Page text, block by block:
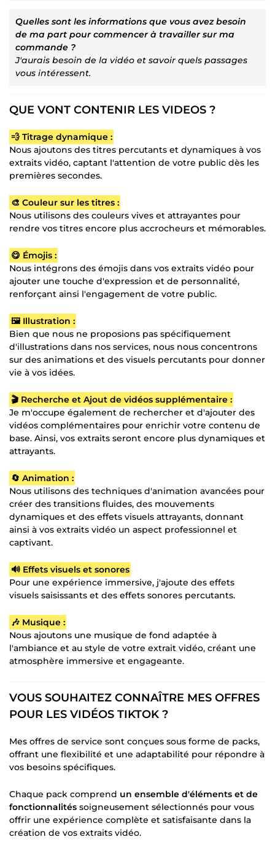
Quelles sont les informations que vous avez besoin
de ma part pour commencer à travailler sur ma
commande ?
J'aurais besoin de la vidéo et savoir quels passages
vous intéressent.
QUE VONT CONTENIR LES VIDEOS ?
💨 Titrage dynamique :
Nous ajoutons des titres percutants et dynamiques à vos
extraits vidéo, captant l'attention de votre public dès les
premières secondes.
🎨 Couleur sur les titres :
Nous utilisons des couleurs vives et attrayantes pour
rendre vos titres encore plus accrocheurs et mémorables.
😋 Émojis :
Nous intégrons des émojis dans vos extraits vidéo pour
ajouter une touche d'expression et de personnalité,
renforçant ainsi l'engagement de votre public.
🖼️ Illustration :
Bien que nous ne proposions pas spécifiquement
d'illustrations dans nos services, nous nous concentrons
sur des animations et des visuels percutants pour donner
vie à vos idées.
🎬 Recherche et Ajout de vidéos supplémentaire :
Je m'occupe également de rechercher et d'ajouter des
vidéos complémentaires pour enrichir votre contenu de
base. Ainsi, vos extraits seront encore plus dynamiques et
attrayants.
🔄 Animation :
Nous utilisons des techniques d'animation avancées pour
créer des transitions fluides, des mouvements
dynamiques et des effets visuels attrayants, donnant
ainsi à vos extraits vidéo un aspect professionnel et
captivant.
🔊 Effets visuels et sonores
Pour une expérience immersive, j'ajoute des effets
visuels saisissants et des effets sonores percutants.
🎶 Musique :
Nous ajoutons une musique de fond adaptée à
l'ambiance et au style de votre extrait vidéo, créant une
atmosphère immersive et engageante.
VOUS SOUHAITEZ CONNAÎTRE MES OFFRES
POUR LES VIDÉOS TIKTOK ?
Mes offres de service sont conçues sous forme de packs,
offrant une flexibilité et une adaptabilité pour répondre à
vos besoins spécifiques.
Chaque pack comprend un ensemble d'éléments et de
fonctionnalités soigneusement sélectionnés pour vous
offrir une expérience complète et satisfaisante dans la
création de vos extraits vidéo.